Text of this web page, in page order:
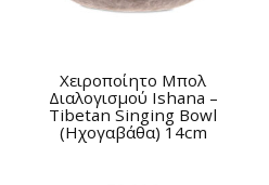
Χειροποίητο Μπολ
Διαλογισμού Ιshana –
Tibetan Singing Bowl
(Ηχογαβάθα) 14cm